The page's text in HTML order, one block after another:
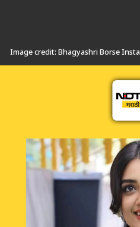
Image credit: Bhagyashri Borse Insta